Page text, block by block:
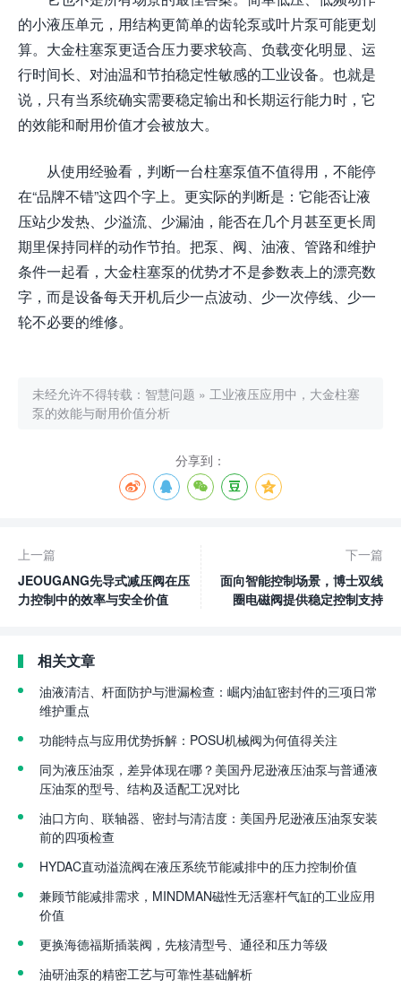
的小液压单元，用结构更简单的齿轮泵或叶片泵可能更划
算。大金柱塞泵更适合压力要求较高、负载变化明显、运
行时间长、对油温和节拍稳定性敏感的工业设备。也就是
说，只有当系统确实需要稳定输出和长期运行能力时，它
的效能和耐用价值才会被放大。
从使用经验看，判断一台柱塞泵值不值得用，不能停
在“品牌不错”这四个字上。更实际的判断是：它能否让液
压站少发热、少溢流、少漏油，能否在几个月甚至更长周
期里保持同样的动作节拍。把泵、阀、油液、管路和维护
条件一起看，大金柱塞泵的优势才不是参数表上的漂亮数
字，而是设备每天开机后少一点波动、少一次停线、少一
轮不必要的维修。
未经允许不得转载： 智慧问题 » 工业液压应用中，大金柱塞
泵的效能与耐用价值分析
分享到：
上一篇
JEOUGANG先导式减压阀在压
力控制中的效率与安全价值
下一篇
面向智能控制场景，博士双线
圈电磁阀提供稳定控制支持
相关文章
油液清洁、杆面防护与泄漏检查：崛内油缸密封件的三项日常
维护重点
功能特点与应用优势拆解：POSU机械阀为何值得关注
同为液压油泵，差异体现在哪？美国丹尼逊液压油泵与普通液
压油泵的型号、结构及适配工况对比
油口方向、联轴器、密封与清洁度：美国丹尼逊液压油泵安装
前的四项检查
HYDAC直动溢流阀在液压系统节能减排中的压力控制价值
兼顾节能减排需求，MINDMAN磁性无活塞杆气缸的工业应用
价值
更换海德福斯插装阀，先核清型号、通径和压力等级
油研油泵的精密工艺与可靠性基础解析